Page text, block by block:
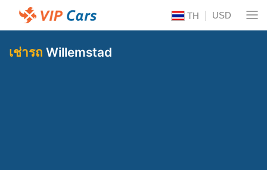
TH USD
เช่ารถ Willemstad